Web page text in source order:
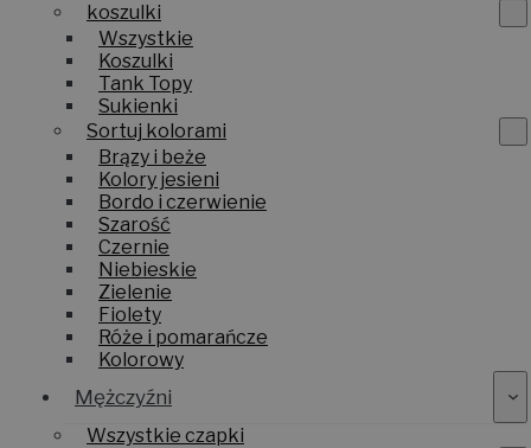
koszulki
Wszystkie
Koszulki
Tank Topy
Sukienki
Sortuj kolorami
Brązy i beże
Kolory jesieni
Bordo i czerwienie
Szarość
Czernie
Niebieskie
Zielenie
Fiolety
Róże i pomarańcze
Kolorowy
Mężczyźni
Wszystkie czapki